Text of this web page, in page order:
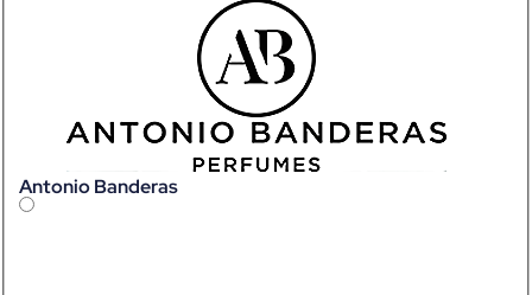
Antonio Banderas